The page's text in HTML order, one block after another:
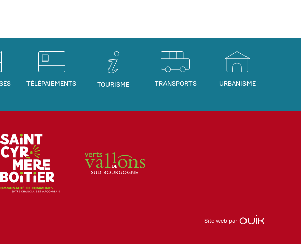
TÉLÉPAIEMENTS TOURISME TRANSPORTS URBANISME
Site web par